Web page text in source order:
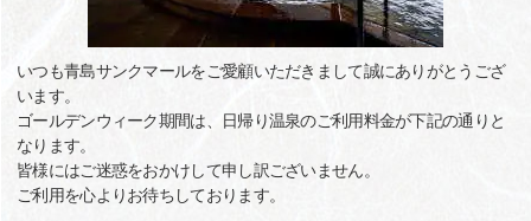
いつも青島サンクマールをご愛顧いただきまして誠にありがとうござ
います。
ゴールデンウィーク期間は、日帰り温泉のご利用料金が下記の通りと
なります。
皆様にはご迷惑をおかけして申し訳ございません。
ご利用を心よりお待ちしております。